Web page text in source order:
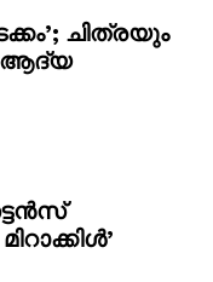
ചിത്രയും
ആദ്യ